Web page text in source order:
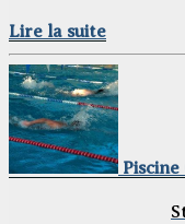
Lire la suite